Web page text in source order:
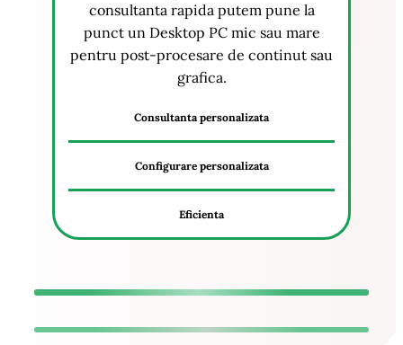
consultanta rapida putem pune la
punct un Desktop PC mic sau mare
pentru post-procesare de continut sau
grafica.
Consultanta personalizata
Configurare personalizata
Eficienta